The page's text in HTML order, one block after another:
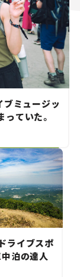
ブミュージッ
ていた。
ライブスポ
泊の達人